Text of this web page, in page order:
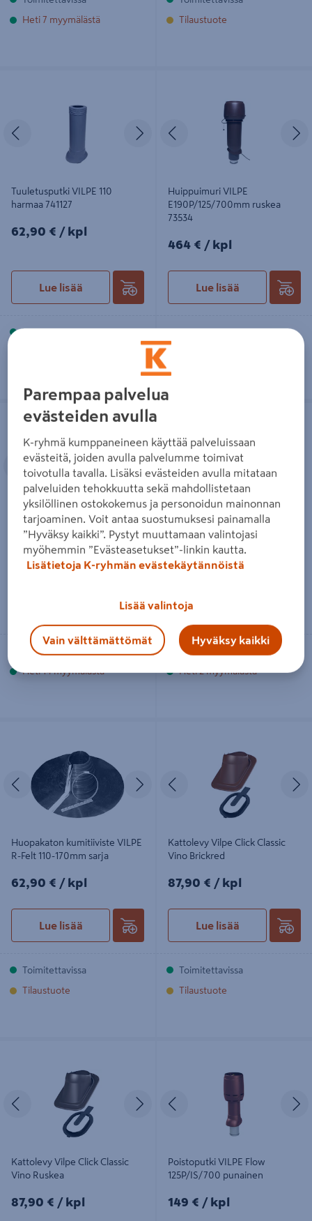
Heti 7 myymälästä Tilaustuote
Seuraava
Tuuletusputki VILPE 110
harmaa 741127
62,90€/kpl
62,90 € / kpl
Lue lisää
Toimitettavissa
Edellinen
Huippuimuri VILPE
E190P/125/700mm ruskea
73534
464€/kpl
464 € / kpl
Lue lisää
Toimitettavissa
Poistoputki VILPE Flow 160P/IS/700
musta
Edellinen Seuraava
Poistoputki VILPE Flow
160P/IS/700 musta
245€/kpl
245 €/ kpl
Toimitettavissa
Heti 14 myymälästä
Huopakaton tiiviste VILPE Felt
3 75-90mm
31,95€/kpl
31,95 €/ kpl
Toimitettavissa
Heti 2 myymälästä
Edellinen Seuraava
Huopakaton kumitiiviste VILPE
R-Felt 110-170mm sarja
62,90€/kpl
62,90 € / kpl
Lue lisää
Toimitettavissa
Tilaustuote
Edellinen
Kattolevy Vilpe Click Classic
Vino Brickred
87,90€/kpl
87,90 € / kpl
Lue lisää
Toimitettavissa
Tilaustuote
Edellinen Seuraava
Kattolevy Vilpe Click Classic
Vino Ruskea
87,90€/kpl
87,90 € / kpl
Edellinen
Poistoputki VILPE Flow
125P/IS/700 punainen
149€/kpl
149 € / kpl
Parempaa palvelua
evästeiden avulla
K-ryhmä kumppaneineen käyttää palveluissaan
evästeitä, joiden avulla palvelumme toimivat
toivotulla tavalla. Lisäksi evästeiden avulla mitataan
palveluiden tehokkuutta sekä mahdollistetaan
yksilöllinen ostokokemus ja personoidun mainonnan
tarjoaminen. Voit antaa suostumuksesi painamalla
”Hyväksy kaikki”. Pystyt muuttamaan valintojasi
myöhemmin ”Evästeasetukset”-linkin kautta.
Lisätietoja K-ryhmän evästekäytännöistä
Lisää valintoja
Vain välttämättömät Hyväksy kaikki